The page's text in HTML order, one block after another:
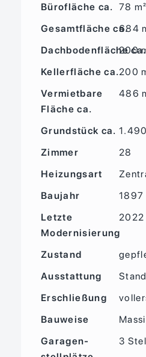
Bürofläche ca.
78 m²
Gesamtfläche ca.684
Dachbodenfläche ca.
200
Kellerfläche ca.200
Vermietbare
Fläche ca.
486
Grund­stück ca.
Zimmer
28
Heizungsart
Baujahr
1897
Letzte
Modernisierung
2022
Zustand
Ausstattung
Erschließung
Bauweise
Garagen­
3